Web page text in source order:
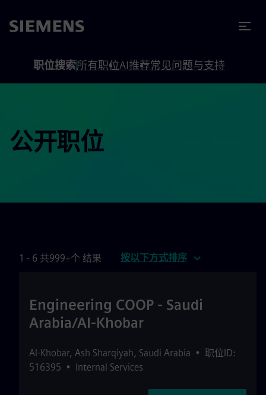
职位搜索所有职位AI推荐常见问题与支持
公开职位
1 - 6 共999+个 结果 按以下方式排序
Engineering COOP - Saudi
Arabia/Al-Khobar
Al-Khobar, Ash Sharqiyah, Saudi Arabia • 职位ID:
516395 • Internal Services